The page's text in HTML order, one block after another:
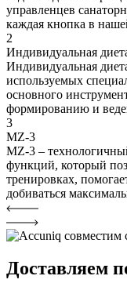
управленцев
каждая кнопка в
2
Индивидуальная
Индивидуальная
используемых
основного
формированию и
3
MZ-3
MZ-3 –
функций, который
тренировках,
добиваться
Доставляем